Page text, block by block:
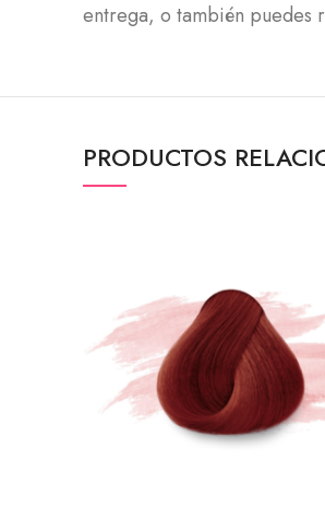
entrega, o también puedes
PRODUCTOS